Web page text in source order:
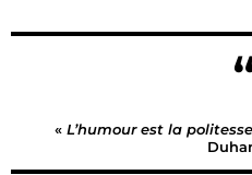
« L’humour est la